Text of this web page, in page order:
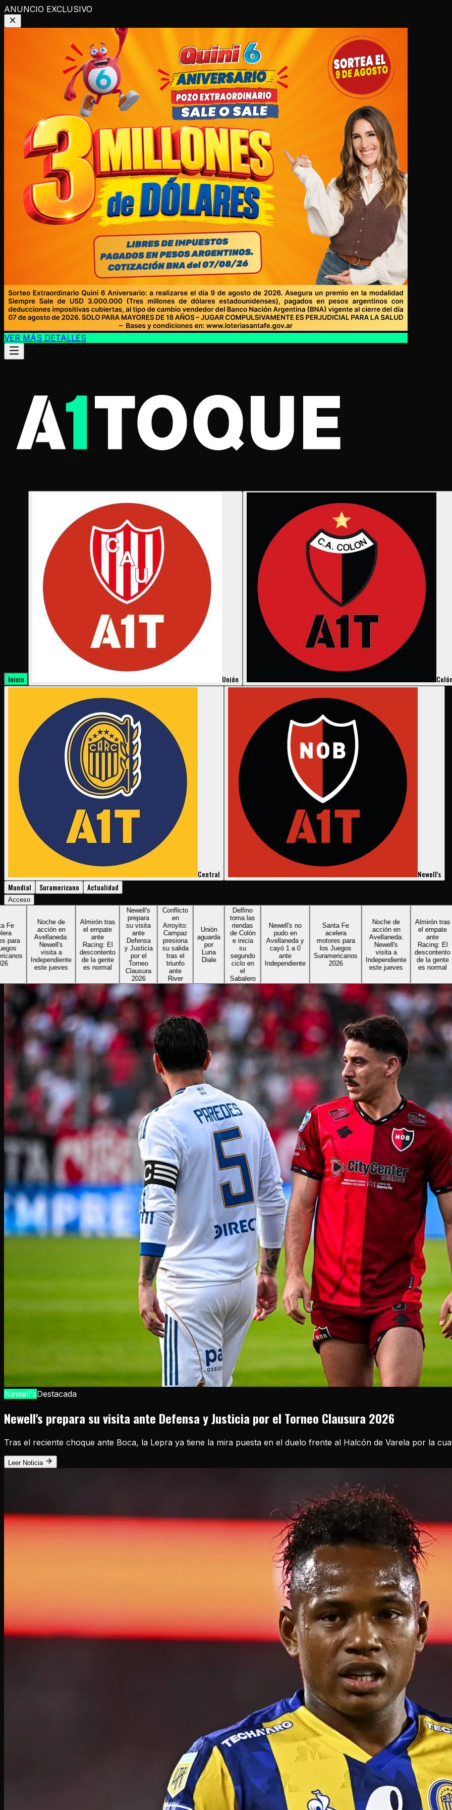
ANUNCIO EXCLUSIVO
VER MÁS DETALLES
Inicio Unión
Central
Newell's
Mundial
Suramericano Actualidad
Acceso
Noche de
acción en
Avellaneda:
Newell's
Independiente
este jueves
Almirón tras
el empate
ante
Racing: El
descontento
de la gente
es normal
prepara
su visita
ante
Defensa
y Justicia
por el
Torneo
Clausura
Conflicto
en
Arroyito:
Campaz
presiona
su salida
tras el
triunfo
ante
River
Unión
aguarda
por
Luna
Diale
toma las
riendas
de Colón
e inicia
segundo
ciclo en
Sabalero
Newell's no
pudo en
Avellaneda y
cayó 1 a 0
ante
Independiente
Santa Fe
motores para
los Juegos
Suramericanos
2026
Noche de
acción en
Avellaneda:
Newell's
Independiente
este jueves
Almirón tras
el empate
ante
Racing: El
descontento
de la gente
es normal
Newell'sDestacada
Newell's prepara su visita ante Defensa y Justicia por el Torneo Clausura 2026
Tras el reciente choque ante Boca, la Lepra ya tiene la mira puesta en el duelo frente al Halcón de Varela por la
Leer Noticia